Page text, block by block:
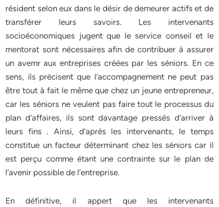
résident selon eux dans le désir de demeurer actifs et de
transférer leurs savoirs. Les intervenants
socioéconomiques jugent que le service conseil et le
mentorat sont nécessaires afin de contribuer à assurer
un avemr aux entreprises créées par les séniors. En ce
sens, ils précisent que l’accompagnement ne peut pas
être tout à fait le même que chez un jeune entrepreneur,
car les séniors ne veulent pas faire tout le processus du
plan d’affaires, ils sont davantage pressés d’arriver à
leurs fins . Ainsi, d’après les intervenants, le temps
constitue un facteur déterminant chez les séniors car il
est perçu comme étant une contrainte sur le plan de
l’avenir possible de l’entreprise.
En définitive, il appert que les intervenants